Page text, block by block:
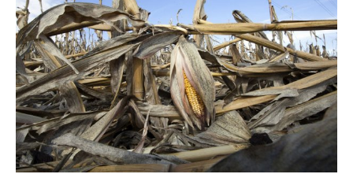
g
e
r
I
n
h
a